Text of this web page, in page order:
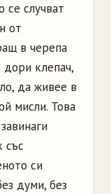
се случват
от
в черепа
клепач,
да живее в
мисли. Това
със
си
думи, без